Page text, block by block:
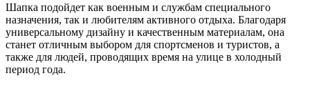
Шапка подойдет как военным и службам специального
назначения, так и любителям активного отдыха. Благодаря
универсальному дизайну и качественным материалам, она
станет отличным выбором для спортсменов и туристов, а
также для людей, проводящих время на улице в холодный
период года.